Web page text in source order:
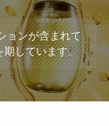
ョンが含まれて
期しています。